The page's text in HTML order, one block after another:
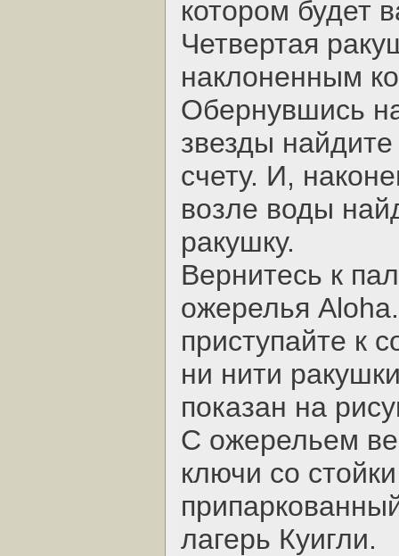
котором будет
Четвертая
наклоненным
Обернувшись
звезды
счету. И,
возле воды
ракушку.
Вернитесь к
ожерелья
приступайте к
ни нити
показан на
С ожерельем
ключи со
лагерь Куигли.